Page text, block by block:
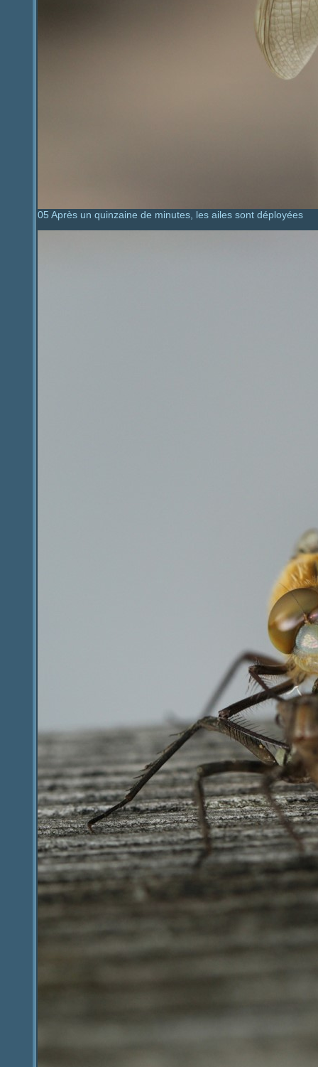
05 Après un quinzaine de minutes, les ailes sont déployées